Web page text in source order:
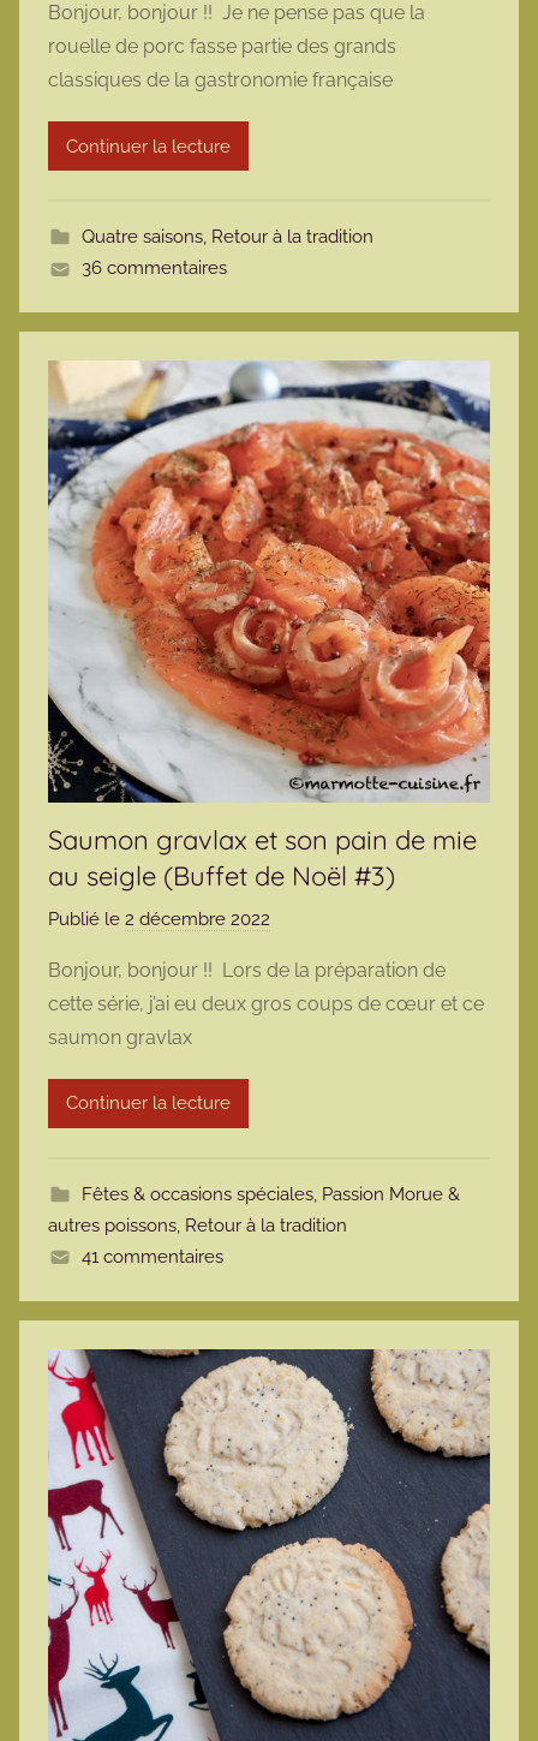
r
m
a
t
Bonjour, bonjour !! Je ne pense pas que la
rouelle de porc fasse partie des grands
classiques de la gastronomie française
Continuer la lecture
Quatre saisons, Retour à la tradition
36 commentaires
Saumon gravlax et son pain de mie
au seigle (Buffet de Noël #3)
Publié le 2 décembre 2022
r
m
t
e
Bonjour, bonjour !! Lors de la préparation de
cette série, j’ai eu deux gros coups de cœur et ce
saumon gravlax
Continuer la lecture
Fêtes & occasions spéciales, Passion Morue &
autres poissons, Retour à la tradition
41 commentaires